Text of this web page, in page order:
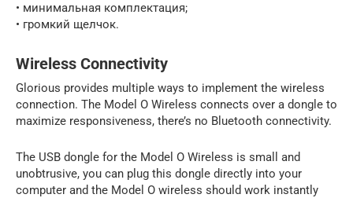
• минимальная комплектация;
• громкий щелчок.
Wireless Connectivity
Glorious provides multiple ways to implement the wireless
connection. The Model O Wireless connects over a dongle to
maximize responsiveness, there’s no Bluetooth connectivity.
The USB dongle for the Model O Wireless is small and
unobtrusive, you can plug this dongle directly into your
computer and the Model O wireless should work instantly